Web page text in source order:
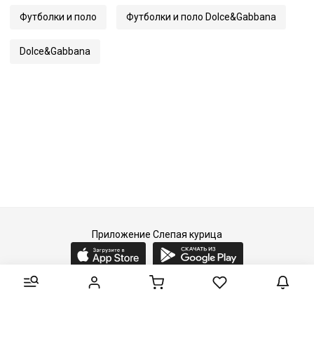
Футболки и поло Футболки и поло Dolce&Gabbana
Dolce&Gabbana
Приложение Слепая курица
2015-2026 © Слепая курица - fashion concept store.